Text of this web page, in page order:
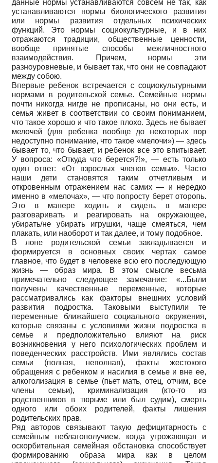
данные нормы устанавливаются совсем не так, как
устанавливаются нормы биологического развития
или нормы развития отдельных психических
функций. Это нормы социокультурные, и в них
отражаются традиции, общественные ценности,
вообще принятые способы межличностного
взаимодействия. Причем, нормы эти
разноуровневые, и бывает так, что они не совпадают
между собою.
Впервые ребенок встречается с социокультурными
нормами в родительской семье. Семейные нормы
почти никогда нигде не прописаны, но они есть, и
семья живет в соответствии со своим пониманием,
что такое хорошо и что такое плохо. Здесь не бывает
мелочей (для ребенка вообще до некоторых пор
недоступно понимание, что такое «мелочи») — здесь
бывает то, что бывает, и ребенок все это впитывает.
У вопроса: «Откуда что берется?!», — есть только
один ответ: «От взрослых членов семьи». Часто
наши дети становятся таким отчетливым и
откровенным отражением нас самих — и нередко
именно в «мелочах», — что попросту берет оторопь.
Это в манере ходить и сидеть, в манере
разговаривать и реагировать на окружающее,
убирать/не убирать игрушки, чаще смеяться, чем
плакать, или наоборот и так далее, и тому подобное.
В лоне родительской семьи закладывается и
формируется в основных своих чертах самое
главное, что будет в человеке всю его последующую
жизнь — образ мира. В этом смысле весьма
примечательно следующее замечание: «...Были
получены качественные переменные, которые
рассматривались как факторы внешних условий
развития подростка. Таковыми выступили те
переменные ближайшего социального окружения,
которые связаны с условиями жизни подростка в
семье и предположительно влияют на риск
возникновения у него психологических проблем и
поведенческих расстройств. Ими являлись состав
семьи (полная, неполная), факты жестокого
обращения с ребенком и насилия в семье и вне ее,
алкоголизация в семье (пьет мать, отец, отчим, все
члены семьи), криминализация (кто-то из
родственников в тюрьме или был судим), смерть
одного или обоих родителей, факты лишения
родительских прав.
Ряд авторов связывают такую дефицитарность с
семейным неблагополучием, когда угрожающая и
оскорбительная семейная обстановка способствует
формированию образа мира как в целом